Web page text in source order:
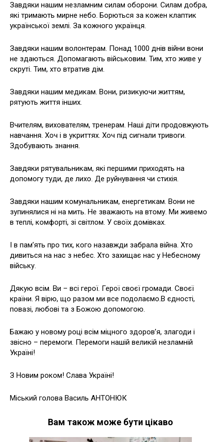
Завдяки нашим незламним силам оборони. Силам добра,
які тримають мирне небо. Борються за кожен клаптик
української землі. За кожного українця.
Завдяки нашим волонтерам. Понад 1000 днів війни вони
не здаються. Допомагають військовим. Тим, хто живе у
скруті. Тим, хто втратив дім.
Завдяки нашим медикам. Вони, ризикуючи життям,
рятують життя інших.
Вчителям, вихователям, тренерам. Наші діти продовжують
навчання. Хоч і в укриттях. Хоч під сигнали тривоги.
Здобувають знання.
Завдяки рятувальникам, які першими приходять на
допомогу туди, де лихо. Де руйнування чи стихія.
Завдяки нашим комунальникам, енергетикам. Вони не
зупинялися ні на мить. Не зважають на втому. Ми живемо
в теплі, комфорті, зі світлом. У своїх домівках.
І в пам’ять про тих, кого назавжди забрала війна. Хто
дивиться на нас з небес. Хто захищає нас у Небесному
війську.
Дякую всім. Ви – всі герої. Герої своєї громади. Своєї
країни. Я вірю, що разом ми все подолаємо.В єдності,
повазі, любові та з Божою допомогою.
Бажаю у новому році всім міцного здоров’я, злагоди і
звісно – перемоги. Перемоги нашій великій незламній
Україні!
З Новим роком! Слава Україні!
Міський голова Василь АНТОНЮК
Вам також може бути цікаво